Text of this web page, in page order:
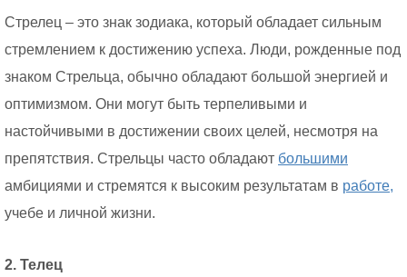
Стрелец – это знак зодиака, который обладает сильным
стремлением к достижению успеха. Люди, рожденные под
знаком Стрельца, обычно обладают большой энергией и
оптимизмом. Они могут быть терпеливыми и
настойчивыми в достижении своих целей, несмотря на
препятствия. Стрельцы часто обладают большими
амбициями и стремятся к высоким результатам в работе,
учебе и личной жизни.
2. Телец